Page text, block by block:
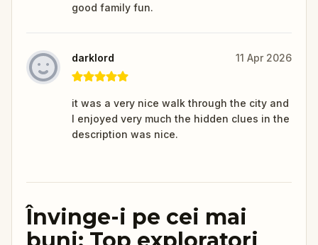
good family fun.
darklord 11 Apr 2026
it was a very nice walk through the city and
I enjoyed very much the hidden clues in the
description was nice.
Învinge-i pe cei mai